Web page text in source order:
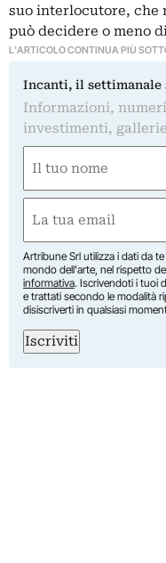
suo interlocutore, che
può decidere o meno
L'ARTICOLO CONTINUA PIÙ
Incanti, il settimanale
Informazioni,
investimenti,
(Required)
(Required)
Artribune Srl utilizza i dati da
mondo dell'arte, nel rispetto
informativa. Iscrivendoti i tuoi
e trattati secondo le modalità
disiscriverti in qualsiasi
Iscriviti